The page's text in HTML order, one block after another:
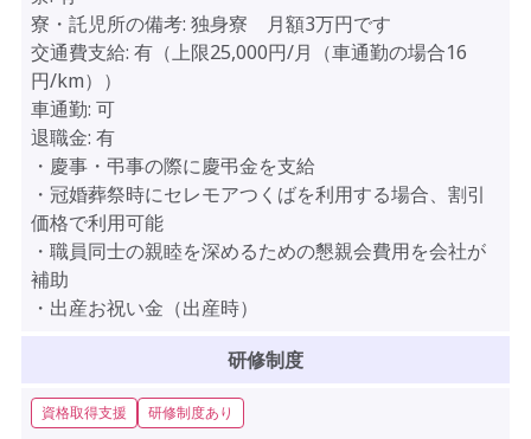
寮・託児所の備考: 独身寮 月額3万円です
交通費支給: 有（上限25,000円/月（車通勤の場合16
円/km））
車通勤: 可
退職金: 有
・慶事・弔事の際に慶弔金を支給
・冠婚葬祭時にセレモアつくばを利用する場合、割引
価格で利用可能
・職員同士の親睦を深めるための懇親会費用を会社が
補助
・出産お祝い金（出産時）
研修制度
資格取得支援 研修制度あり